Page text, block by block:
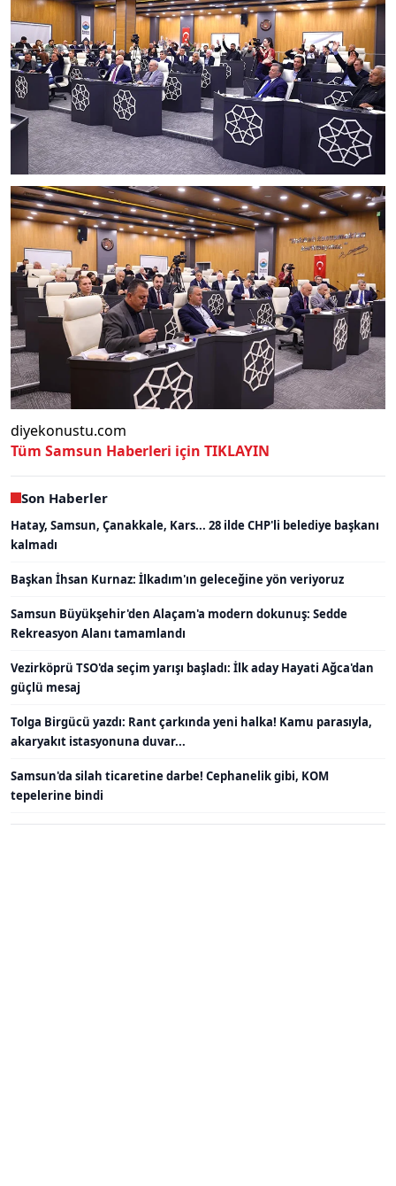
diyekonustu.com
Tüm Samsun Haberleri için TIKLAYIN
Son Haberler
Hatay, Samsun, Çanakkale, Kars... 28 ilde CHP'li belediye başkanı
kalmadı
Başkan İhsan Kurnaz: İlkadım'ın geleceğine yön veriyoruz
Samsun Büyükşehir'den Alaçam'a modern dokunuş: Sedde
Rekreasyon Alanı tamamlandı
Vezirköprü TSO'da seçim yarışı başladı: İlk aday Hayati Ağca'dan
güçlü mesaj
Tolga Birgücü yazdı: Rant çarkında yeni halka! Kamu parasıyla,
akaryakıt istasyonuna duvar...
Samsun'da silah ticaretine darbe! Cephanelik gibi, KOM
tepelerine bindi